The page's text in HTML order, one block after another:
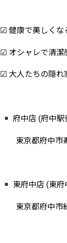
☑︎ 健康で美しくな
☑︎ オシャレで清潔
☑︎ 大人たちの隠れ
府中店 (府中駅
東京都府中市
東府中店 (東
東京都府中市